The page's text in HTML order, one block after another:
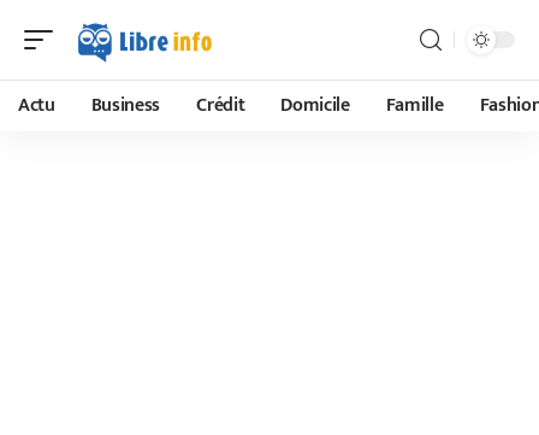
Actu Business Crédit Domicile Famille